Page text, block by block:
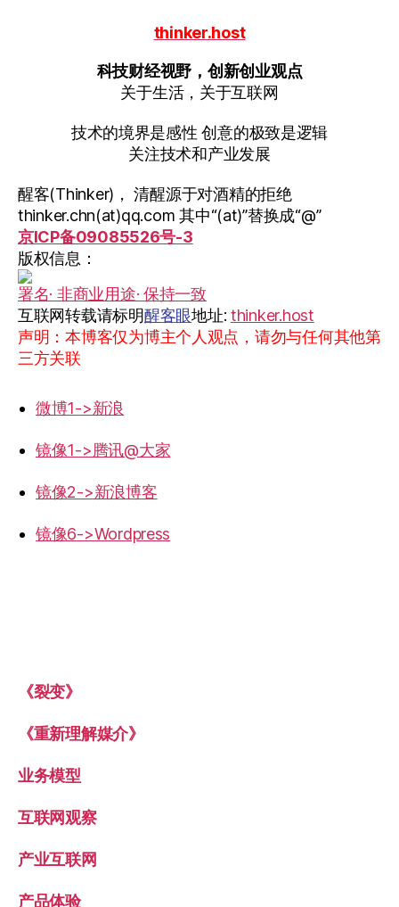
于
盗
版？”
thinker.host
科技财经视野，创新创业观点
关于生活，关于互联网
技术的境界是感性 创意的极致是逻辑
关注技术和产业发展
醒客(Thinker)， 清醒源于对酒精的拒绝
thinker.chn(at)qq.com 其中“(at)”替换成“@”
京ICP备09085526号-3
版权信息：
署名· 非商业用途· 保持一致
互联网转载请标明醒客眼地址: thinker.host
声明：本博客仅为博主个人观点，请勿与任何其他第
三方关联
微博1->新浪
镜像1->腾讯@大家
镜像2->新浪博客
镜像6->Wordpress
《裂变》
《重新理解媒介》
业务模型
互联网观察
产业互联网
产品体验